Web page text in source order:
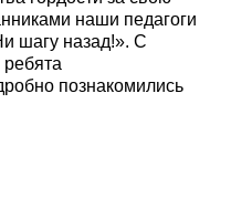
наши педагоги
шагу назад!». С
познакомились